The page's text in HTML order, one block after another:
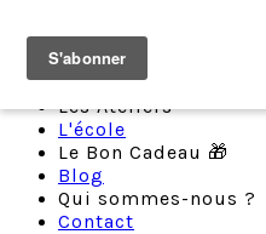
Les Ateliers
L'école
Le Bon Cadeau 🎁
Blog
Qui sommes-nous ?
Contact